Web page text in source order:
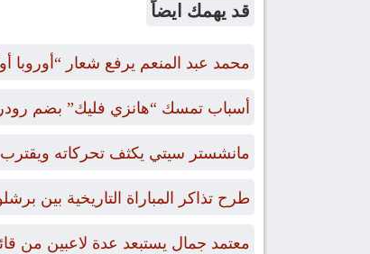
قد يهمك ايضاً
محمد عبد المنعم يرفع شعار “أوروبا
أسباب تمسك “هانزي فليك” بضم
مانشستر سيتي يكثف تحركاته
طرح تذاكر المباراة التاريخية بين
معتمد جمال يستبعد عدة لاعبين من